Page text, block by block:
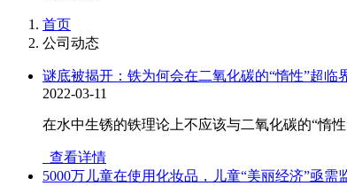
首页
公司动态
谜底被揭开：铁为何会在二氧化碳的“惰性”超临
2022-03-11
在水中生锈的铁理论上不应该与二氧化碳的“惰
查看详情
5000万儿童在使用化妆品，儿童“美丽经济”亟需